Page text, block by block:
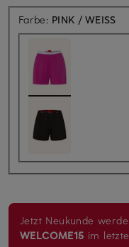
Farbe: PINK / WEISS
Jetzt Neukunde
WELCOME15 im